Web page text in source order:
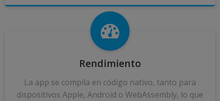
Rendimiento
La app se compila en código nativo, tanto para
dispositivos Apple, Android o WebAssembly, lo que